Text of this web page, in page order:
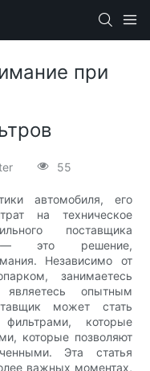
при
55
автомобиля, его
на техническое
поставщика
— это решение,
Независимо от
занимаетесь
опытным
может стать
которые
которые позволяют
Эта статья
важных моментах,